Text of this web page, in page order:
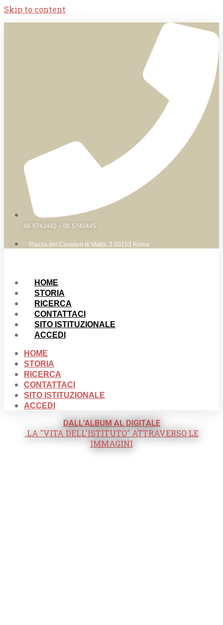
Skip to content
06 5743442 – 06 5743445
Piazza dei Cavalieri di Malta, 2 00153 Roma
HOME
STORIA
RICERCA
CONTATTACI
SITO ISTITUZIONALE
ACCEDI
HOME
STORIA
RICERCA
CONTATTACI
SITO ISTITUZIONALE
ACCEDI
DALL'ALBUM AL DIGITALE
.LA "VITA DELL'ISTITUTO" ATTRAVERSO LE
IMMAGINI